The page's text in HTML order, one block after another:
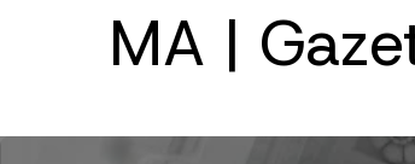
MA |